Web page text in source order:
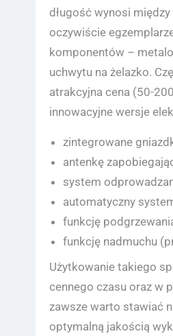
długość wynosi
oczywiście
komponentów –
uchwytu na żelazko.
atrakcyjna cena (50-
innowacyjne wersje
zintegrowane
antenkę
system
automatyczny
funkcję
funkcję nadmuchu
Użytkowanie takiego
cennego czasu oraz w
zawsze warto stawiać
optymalną jakością